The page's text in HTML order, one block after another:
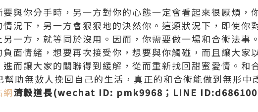
要與你分手時，另一方對你的心態一定會看起來很厭煩，
情況下，另一方會狠狠地的決然你。這類狀況下，即使你
另一方，就等同於沒用。因而，你需要做一場和合術法事
面情緒，想要再次接受你，想要與你觸碰，而且讓大家
進而讓大家的關聯得到緩解，從而重新找回甜蜜愛情。和
幫助無數人挽回自己的生活，真正的和合術能做到無形中
網清穀道長(wechat ID: pmk9968；LINE